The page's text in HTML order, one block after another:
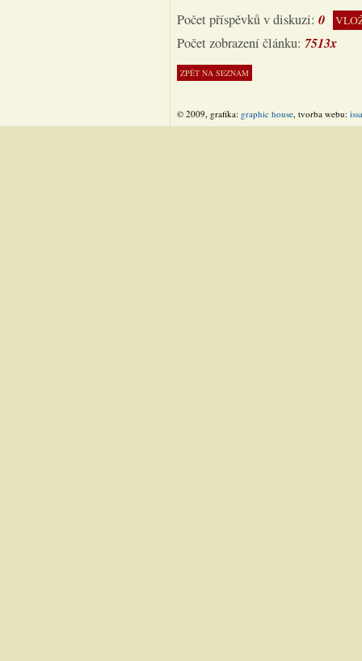
Počet příspěvků v diskuzi: 0
Počet zobrazení článku: 7513x
© 2009, grafika: graphic house, tvorba webu: